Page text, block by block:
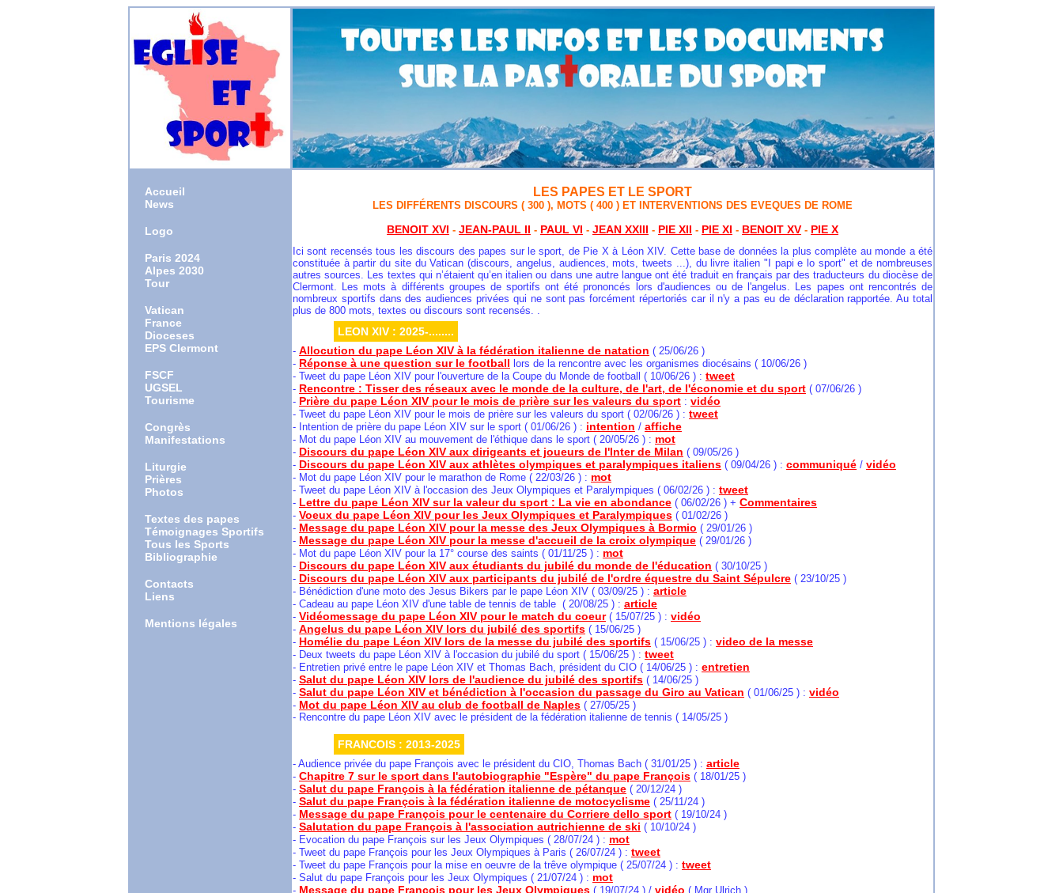
Accueil
News
Logo
Paris 2024
Alpes 2030
Tour
Vatican
France
Dioceses
EPS Clermont
FSCF
UGSEL
Tourisme
Congrès
Manifestations
Liturgie
Prières
Photos
Textes des papes
Témoignages Sportifs
Tous les Sports
Bibliographie
Contacts
Liens
Mentions légales
LES PAPES ET LE SPORT
LES DIFFÉRENTS DISCOURS ( 300 ), MOTS ( 400 ) ET INTERVENTIONS DES EVEQUES DE ROME
BENOIT XVI - JEAN-PAUL II - PAUL VI - JEAN XXIII - PIE XII - PIE XI - BENOIT XV - PIE X
Ici sont recensés tous les discours des papes sur le sport, de Pie X à Léon XIV. Cette base de données la plus complète au monde a été
constituée à partir du site du Vatican (discours, angelus, audiences, mots, tweets ...), du livre italien " I papi e lo sport" et de nombreuses
autres sources. Les textes qui n’étaient qu’en italien ou dans une autre langue ont été traduit en français par des traducteurs du diocèse de
Clermont. Les mots à différents groupes de sportifs ont été prononcés lors d'audiences ou de l'angelus. Les papes ont rencontrés de
nombreux sportifs dans des audiences privées qui ne sont pas forcément répertoriés car il n'y a pas eu de déclaration rapportée. Au total
plus de 800 mots, textes ou discours sont recensés. .
LEON XIV : 2025-........
- Allocution du pape Léon XIV à la fédération italienne de natation ( 25/06/26 )
- Réponse à une question sur le football lors de la rencontre avec les organismes diocésains ( 10/06/26 )
- Tweet du pape Léon XIV pour l'ouverture de la Coupe du Monde de football ( 10/06/26 ) : tweet
- Rencontre : Tisser des réseaux avec le monde de la culture, de l'art, de l'économie et du sport ( 07/06/26 )
- Prière du pape Léon XIV pour le mois de prière sur les valeurs du sport : vidéo
- Tweet du pape Léon XIV pour le mois de prière sur les valeurs du sport ( 02/06/26 ) : tweet
- Intention de prière du pape Léon XIV sur le sport ( 01/06/26 ) : intention / affiche
- Mot du pape Léon XIV au mouvement de l'éthique dans le sport ( 20/05/26 ) : mot
- Discours du pape Léon XIV aux dirigeants et joueurs de l'Inter de Milan ( 09/05/26 )
- Discours du pape Léon XIV aux athlètes olympiques et paralympiques italiens ( 09/04/26 ) : communiqué / vidéo
- Mot du pape Léon XIV pour le marathon de Rome ( 22/03/26 ) : mot
- Tweet du pape Léon XIV à l'occasion des Jeux Olympiques et Paralympiques ( 06/02/26 ) : tweet
- Lettre du pape Léon XIV sur la valeur du sport : La vie en abondance ( 06/02/26 ) + Commentaires
- Voeux du pape Léon XIV pour les Jeux Olympiques et Paralympiques ( 01/02/26 )
- Message du pape Léon XIV pour la messe des Jeux Olympiques à Bormio ( 29/01/26 )
- Message du pape Léon XIV pour la messe d'accueil de la croix olympique ( 29/01/26 )
- Mot du pape Léon XIV pour la 17° course des saints ( 01/11/25 ) : mot
- Discours du pape Léon XIV aux étudiants du jubilé du monde de l'éducation ( 30/10/25 )
- Discours du pape Léon XIV aux participants du jubilé de l'ordre équestre du Saint Sépulcre ( 23/10/25 )
- Bénédiction d'une moto des Jesus Bikers par le pape Léon XIV ( 03/09/25 ) : article
- Cadeau au pape Léon XIV d'une table de tennis de table ( 20/08/25 ) : article
- Vidéomessage du pape Léon XIV pour le match du coeur( 15/07/25 ) : vidéo
- Angelus du pape Léon XIV lors du jubilé des sportifs ( 15/06/25 )
- Homélie du pape Léon XIV lors de la messe du jubilé des sportifs ( 15/06/25 ) : video de la messe
- Deux tweets du pape Léon XIV à l'occasion du jubilé du sport ( 15/06/25 ) : tweet
- Entretien privé entre le pape Léon XIV et Thomas Bach, président du CIO ( 14/06/25 ) : entretien
- Salut du pape Léon XIV lors de l'audience du jubilé des sportifs ( 14/06/25 )
- Salut du pape Léon XIV et bénédiction à l'occasion du passage du Giro au Vatican ( 01/06/25 ) : vidéo
- Mot du pape Léon XIV au club de football de Naples ( 27/05/25 )
- Rencontre du pape Léon XIV avec le président de la fédération italienne de tennis ( 14/05/25 )
FRANCOIS : 2013-2025
- Audience privée du pape François avec le président du CIO, Thomas Bach ( 31/01/25 ) : article
- Chapitre 7 sur le sport dans l'autobiographie "Espère" du pape François ( 18/01/25 )
- Salut du pape François à la fédération italienne de pétanque ( 20/12/24 )
- Salut du pape François à la fédération italienne de motocyclisme ( 25/11/24 )
- Message du pape François pour le centenaire du Corriere dello sport ( 19/10/24 )
- Salutation du pape François à l'association autrichienne de ski ( 10/10/24 )
- Evocation du pape François sur les Jeux Olympiques ( 28/07/24 ) : mot
- Tweet du pape François pour les Jeux Olympiques à Paris ( 26/07/24 ) : tweet
- Tweet du pape François pour la mise en oeuvre de la trêve olympique ( 25/07/24 ) : tweet
- Salut du pape François pour les Jeux Olympiques ( 21/07/24 ) : mot
- Message du pape François pour les Jeux Olympiques ( 19/07/24 ) / vidéo ( Mgr Ulrich )